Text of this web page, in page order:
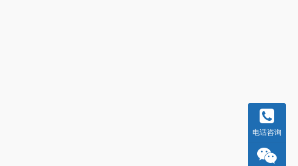
电话咨询